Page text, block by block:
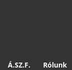
Á.SZ.F. Rólunk